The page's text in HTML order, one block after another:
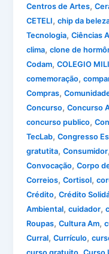
Centros de Artes,
CETELI,chip da
Tecnologia,Ciências
clima,clone de
Codam,COLEGIO
comemoração,
Compras,
Concurso,Concurso
concurso publico,
TecLab,Congresso
gratutita,Consumidor
Convocação,Corpo
Correios,Cortisol,
Crédito,Crédito
Ambiental,cuidador,
Roupas,Cultura Am,
Curral,Currículo,